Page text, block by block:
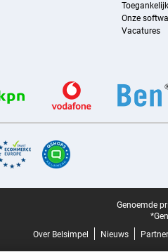
Onze
Vacatures
Genoemde
Over Belsimpel
Nieuws